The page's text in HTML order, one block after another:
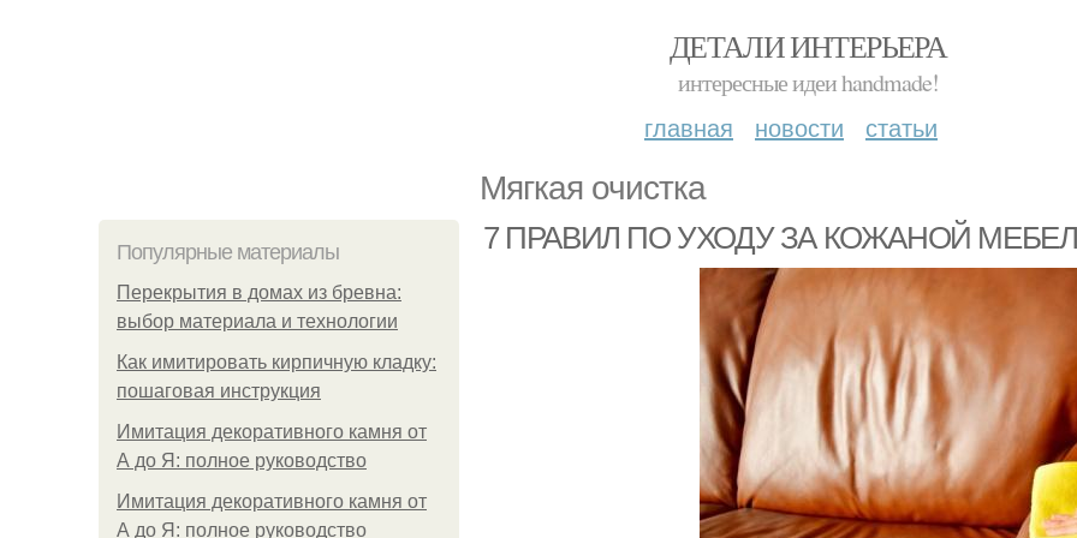
ДЕТАЛИ ИНТЕРЬЕРА
интересные идеи handmade!
главная новости статьи
Мягкая очистка
Популярные материалы
Перекрытия в домах из бревна:
выбор материала и технологии
Как имитировать кирпичную кладку:
пошаговая инструкция
Имитация декоративного камня от
А до Я: полное руководство
Имитация декоративного камня от
А до Я: полное руководство
7 ПРАВИЛ ПО УХОДУ ЗА КОЖАНОЙ